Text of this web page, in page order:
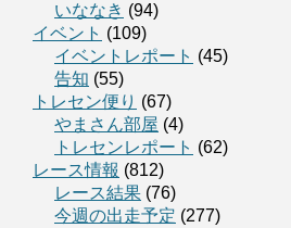
いななき (94)
イベント (109)
イベントレポート (45)
告知 (55)
トレセン便り (67)
やまさん部屋 (4)
トレセンレポート (62)
レース情報 (812)
レース結果 (76)
今週の出走予定 (277)